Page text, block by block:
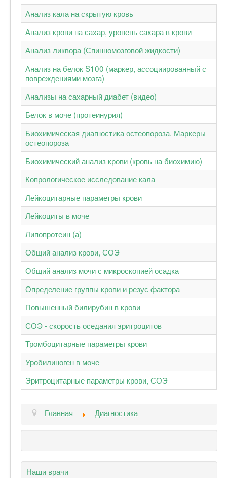
Анализ кала на скрытую кровь
Анализ крови на сахар, уровень сахара в крови
Анализ ликвора (Спинномозговой жидкости)
Анализ на белок S100 (маркер, ассоциированный с
повреждениями мозга)
Анализы на сахарный диабет (видео)
Белок в моче (протеинурия)
Биохимическая диагностика остеопороза. Маркеры
остеопороза
Биохимический анализ крови (кровь на биохимию)
Копрологическое исследование кала
Лейкоцитарные параметры крови
Лейкоциты в моче
Липопротеин (а)
Общий анализ крови, СОЭ
Общий анализ мочи с микроскопией осадка
Определение группы крови и резус фактора
Повышенный билирубин в крови
СОЭ - скорость оседания эритроцитов
Тромбоцитарные параметры крови
Уробилиноген в моче
Эритроцитарные параметры крови, СОЭ
Главная Диагностика
Наши врачи